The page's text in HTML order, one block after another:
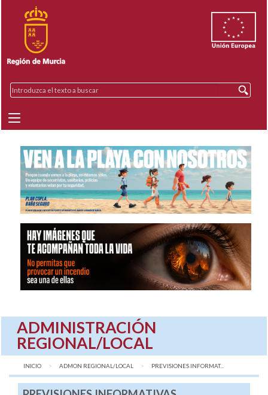
ADMINISTRACIÓN
REGIONAL/LOCAL
INICIO ADMON REGIONAL/LOCAL AQUÍ:
PREVISIONES INFORMAT...